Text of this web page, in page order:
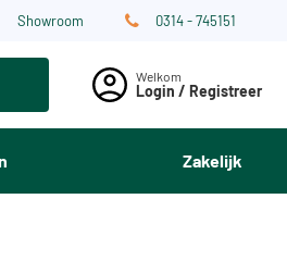
Showroom 0314 - 745151
Login / Registreer
Zakelijk